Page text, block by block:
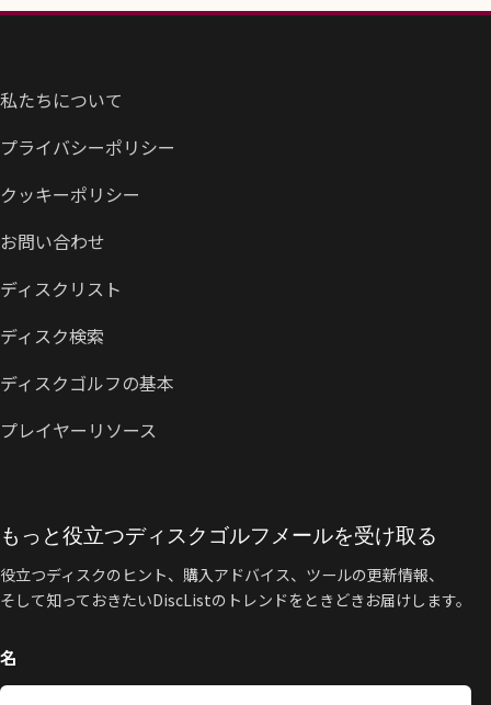
私たちについて
プライバシーポリシー
クッキーポリシー
お問い合わせ
ディスクリスト
ディスク検索
ディスクゴルフの基本
プレイヤーリソース
もっと役立つディスクゴルフメールを受け取る
役立つディスクのヒント、購入アドバイス、ツールの更新情報、
そして知っておきたいDiscListのトレンドをときどきお届けします。
名